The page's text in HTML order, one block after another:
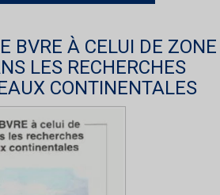
BVRE À CELUI DE ZONE
LES RECHERCHES
CONTINENTALES